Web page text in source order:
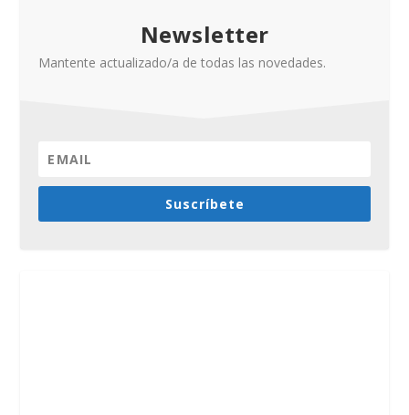
Newsletter
Mantente actualizado/a de todas las novedades.
Suscríbete